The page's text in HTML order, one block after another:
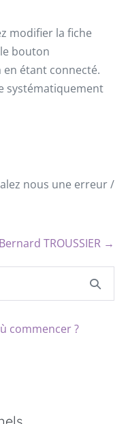
modifier la fiche
bouton
étant connecté.
systématiquement
nous une erreur /
TROUSSIER →
commencer ?